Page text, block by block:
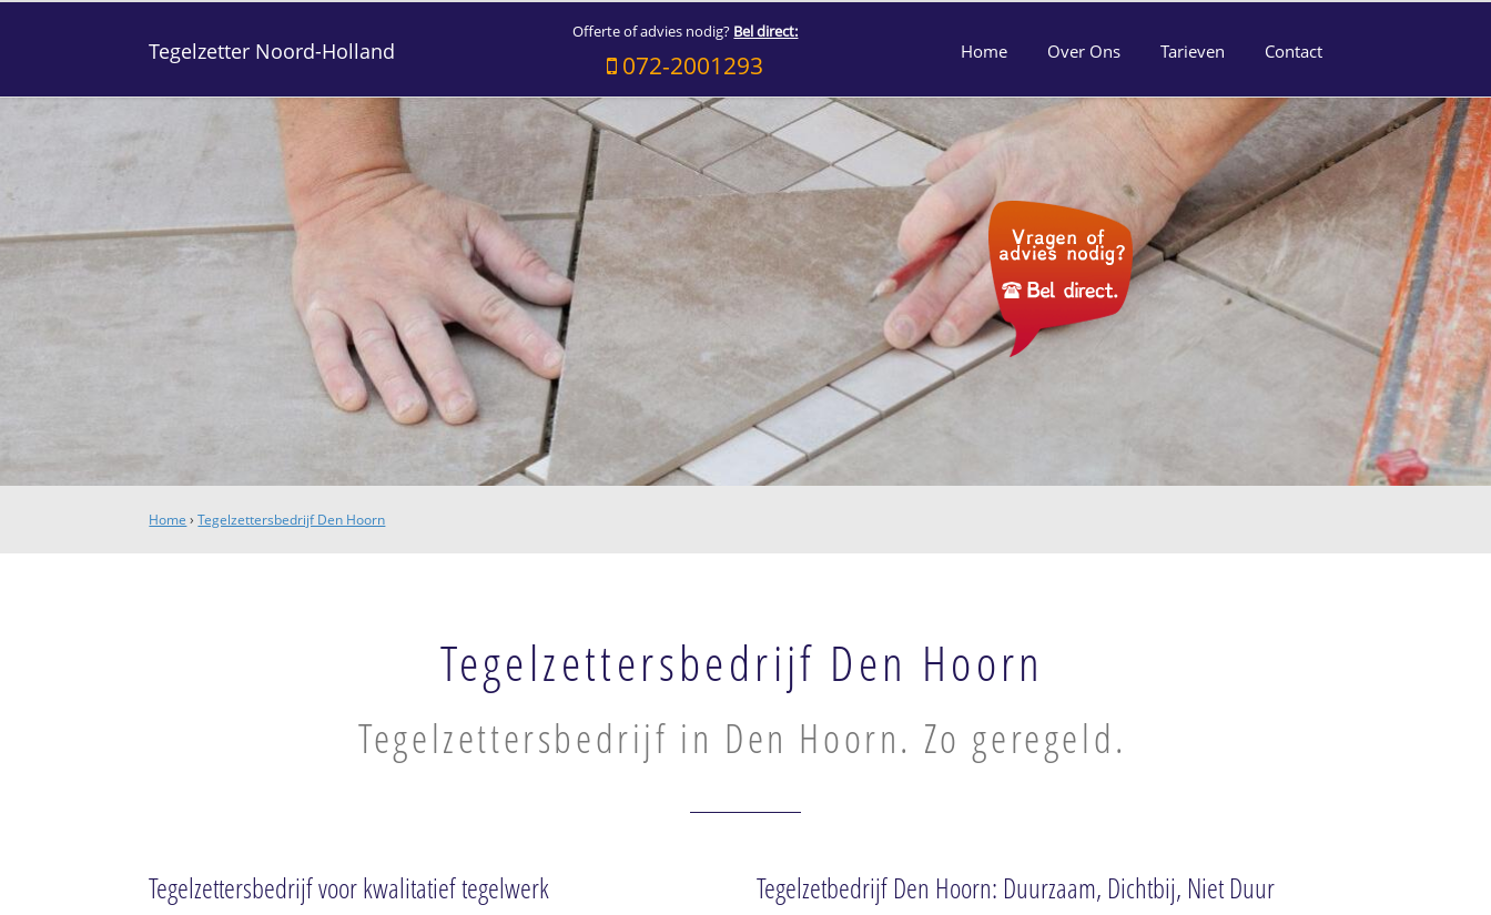
Tegelzetter Noord-Holland
Offerte of advies nodig? Bel direct:
072-2001293 Home Over Ons Tarieven Contact
Home ›Tegelzettersbedrijf Den Hoorn
Tegelzettersbedrijf Den Hoorn
Tegelzettersbedrijf in Den Hoorn. Zo geregeld.
Tegelzettersbedrijf voor kwalitatief tegelwerk Tegelzetbedrijf Den Hoorn: Duurzaam, Dichtbij, Niet Duur